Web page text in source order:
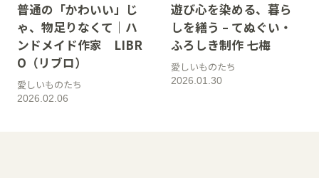
普通の「かわいい」じ
ゃ、物足りなくて｜ハ
ンドメイド作家 LIBR
O（リブロ）
2026.02.06
愛しいものたち
遊び心を染める、暮ら
しを繕う – てぬぐい・
ふろしき制作 七梅
2026.01.30
愛しいものたち